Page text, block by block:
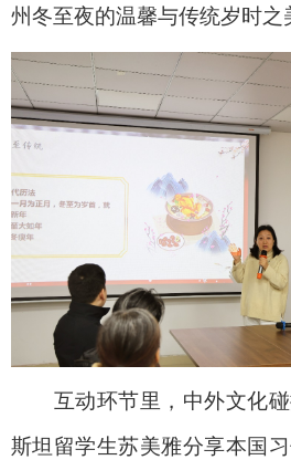
州冬至夜的温馨与传统岁时之
互动环节里，中外文化碰
斯坦留学生苏美雅分享本国